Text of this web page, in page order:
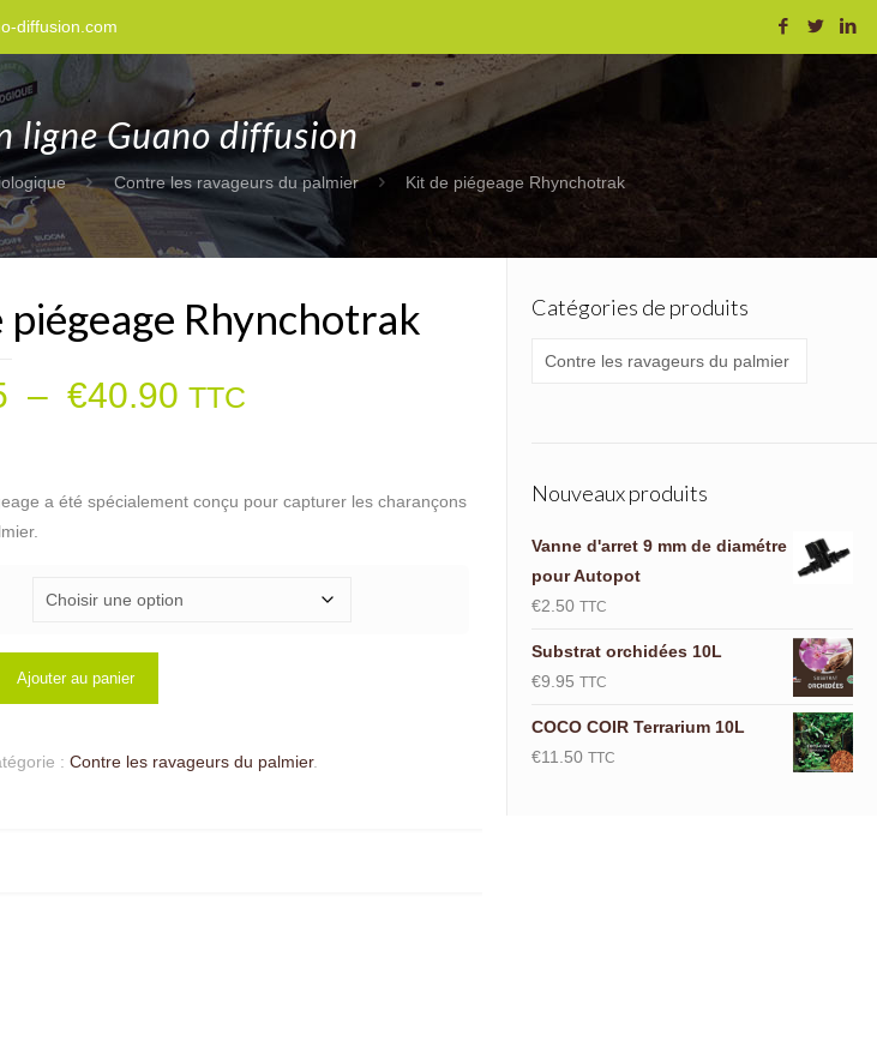
diffusion.com
ligne Guano diffusion
Contre les ravageurs du palmier Kit de piégeage Rhynchotrak
piégeage Rhynchotrak
– €40.90 Plage
€26.15
TTC
a été spécialement conçu pour capturer les charançons
Ajouter au panier
:Contre les ravageurs du palmier.
Catégories de produits
Nouveaux produits
Vanne d'arret 9 mm de diamétre
pour Autopot
€2.50 TTC
Substrat orchidées 10L
€9.95 TTC
COCO COIR Terrarium 10L
€11.50 TTC